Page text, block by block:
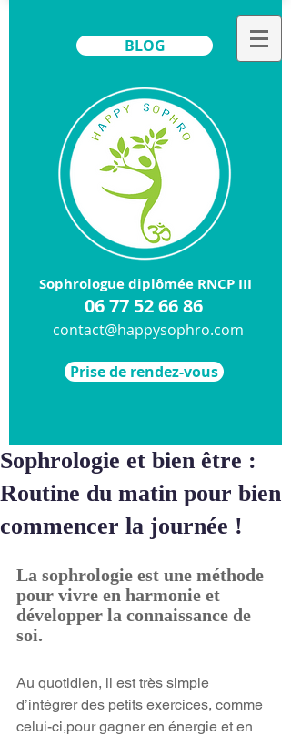
BLOG
Sophrologue diplômée RNCP III
​0677 52 66 86
contact@happysophro.com
Prise de rendez-vous
Sophrologie et bien être :
Routine du matin pour bien
commencer la journée !
La sophrologie est une méthode
pour vivre en harmonie et
développer la connaissance de
soi.
Au quotidien, il est très simple
d’intégrer des petits exercices, comme
celui-ci,pour gagner en énergie et en